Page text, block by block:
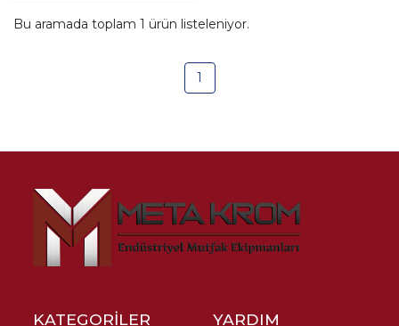
Bu aramada toplam 1 ürün listeleniyor.
1
KATEGORİLER YARDIM